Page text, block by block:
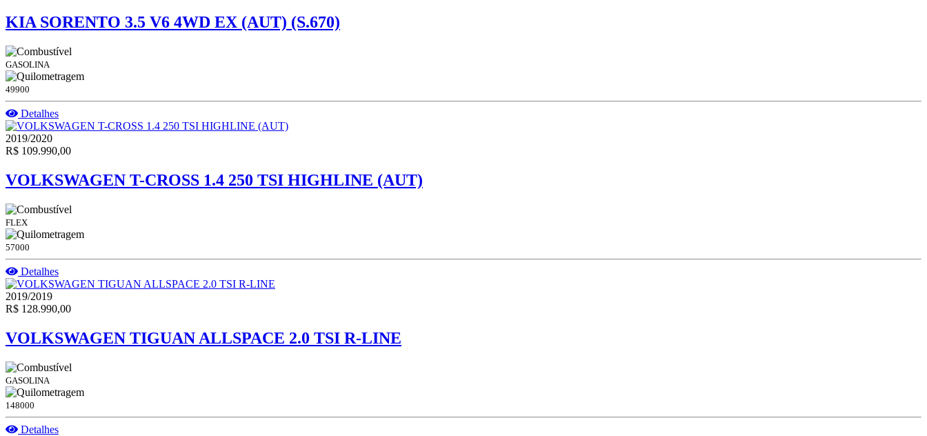
KIA SORENTO 3.5 V6 4WD EX (AUT) (S.670)
GASOLINA
49900
Detalhes
2019/2020
R$ 109.990,00
VOLKSWAGEN T-CROSS 1.4 250 TSI HIGHLINE (AUT)
FLEX
57000
Detalhes
2019/2019
R$ 128.990,00
VOLKSWAGEN TIGUAN ALLSPACE 2.0 TSI R-LINE
GASOLINA
148000
Detalhes